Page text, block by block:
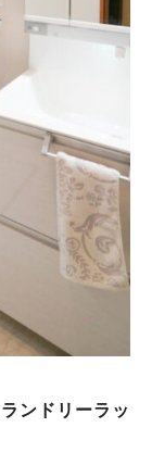
ランドリーラッ